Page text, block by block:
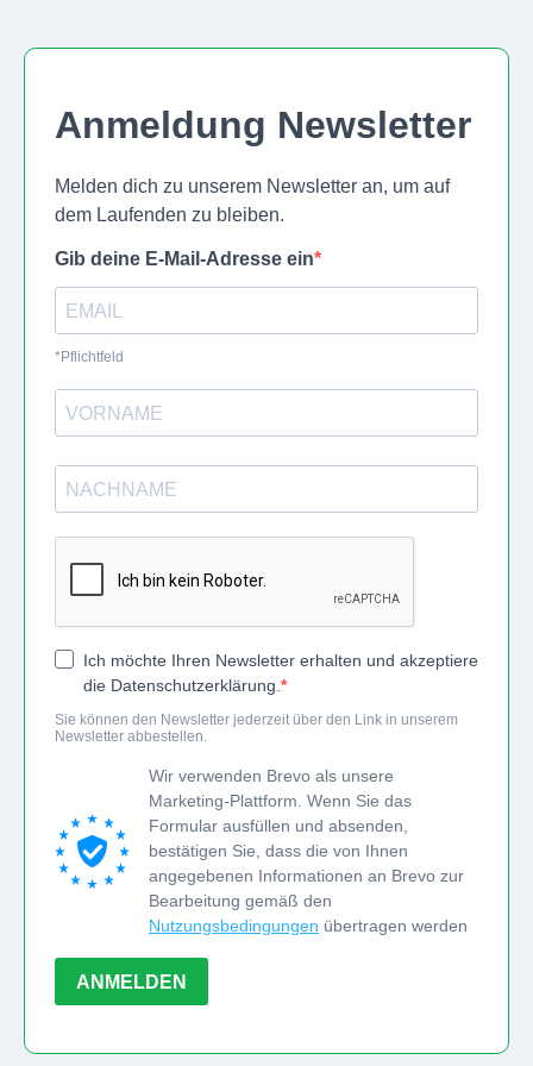
Anmeldung Newsletter
Melden dich zu unserem Newsletter an, um auf
dem Laufenden zu bleiben.
Gib deine E-Mail-Adresse ein
*Pflichtfeld
Ich möchte Ihren Newsletter erhalten und akzeptiere
die Datenschutzerklärung.
Sie können den Newsletter jederzeit über den Link in unserem
Newsletter abbestellen.
Wir verwenden Brevo als unsere
Marketing-Plattform. Wenn Sie das
Formular ausfüllen und absenden,
bestätigen Sie, dass die von Ihnen
angegebenen Informationen an Brevo zur
Bearbeitung gemäß den
Nutzungsbedingungen übertragen werden
ANMELDEN